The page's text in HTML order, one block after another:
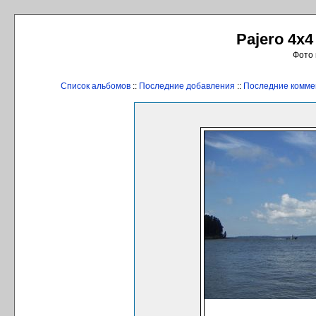
Pajero
Фото
Список альбомов :: Последние добавления :: Последние